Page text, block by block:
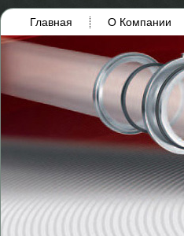
Главная О Компании